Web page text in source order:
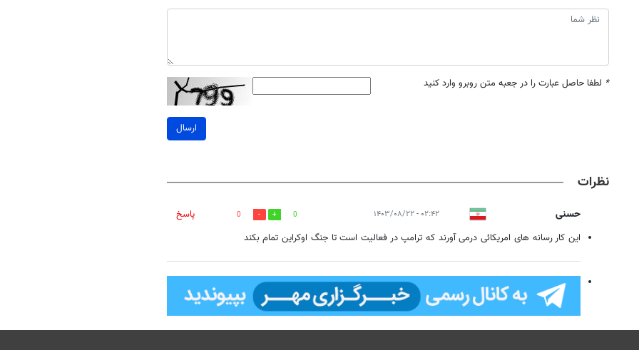
* لطفا حاصل عبارت را در جعبه متن روبرو وارد کنید
ارسال
نظرات
حسنی ۰۲:۴۲ - ۱۴۰۳/۰۸/۲۲ 0
0
پاسخ
این کار رسانه های امریکائی درمی آورند که ترامپ در فعالیت است تا جنگ اوکراین تمام بکند